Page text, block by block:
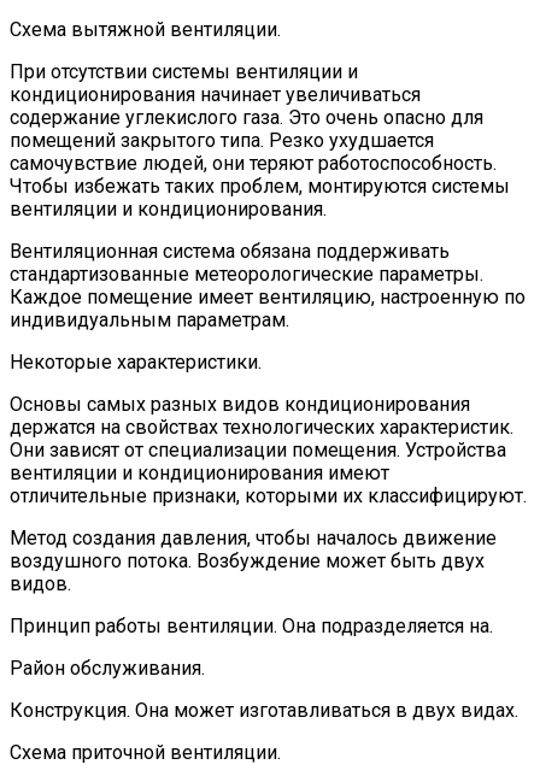
Схема вытяжной вентиляции.
При отсутствии системы вентиляции и
кондиционирования начинает увеличиваться
содержание углекислого газа. Это очень опасно для
помещений закрытого типа. Резко ухудшается
самочувствие людей, они теряют работоспособность.
Чтобы избежать таких проблем, монтируются системы
вентиляции и кондиционирования.
Вентиляционная система обязана поддерживать
стандартизованные метеорологические параметры.
Каждое помещение имеет вентиляцию, настроенную по
индивидуальным параметрам.
Некоторые характеристики.
Основы самых разных видов кондиционирования
держатся на свойствах технологических характеристик.
Они зависят от специализации помещения. Устройства
вентиляции и кондиционирования имеют
отличительные признаки, которыми их классифицируют.
Метод создания давления, чтобы началось движение
воздушного потока. Возбуждение может быть двух
видов.
Принцип работы вентиляции. Она подразделяется на.
Район обслуживания.
Конструкция. Она может изготавливаться в двух видах.
Схема приточной вентиляции.